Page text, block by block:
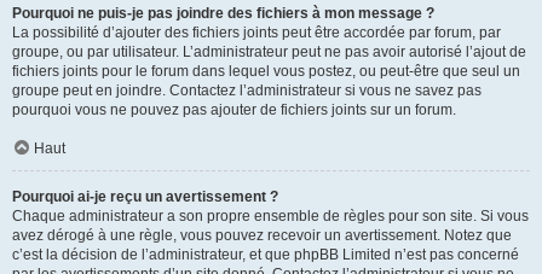
Pourquoi ne puis-je pas joindre des fichiers à mon message ?
La possibilité d’ajouter des fichiers joints peut être accordée par forum, par
groupe, ou par utilisateur. L’administrateur peut ne pas avoir autorisé l’ajout de
fichiers joints pour le forum dans lequel vous postez, ou peut-être que seul un
groupe peut en joindre. Contactez l’administrateur si vous ne savez pas
pourquoi vous ne pouvez pas ajouter de fichiers joints sur un forum.
Haut
Pourquoi ai-je reçu un avertissement ?
Chaque administrateur a son propre ensemble de règles pour son site. Si vous
avez dérogé à une règle, vous pouvez recevoir un avertissement. Notez que
c’est la décision de l’administrateur, et que phpBB Limited n’est pas concerné